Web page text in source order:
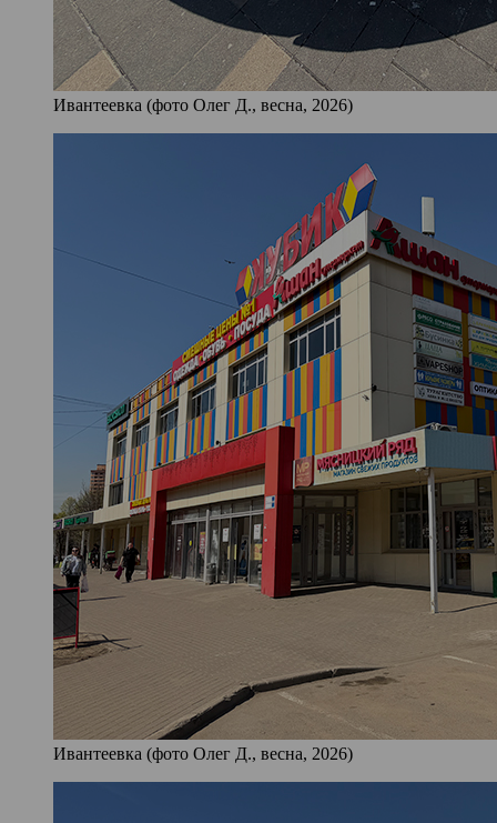
Ивантеевка (фото Олег Д., весна, 2026)
Ивантеевка (фото Олег Д., весна, 2026)